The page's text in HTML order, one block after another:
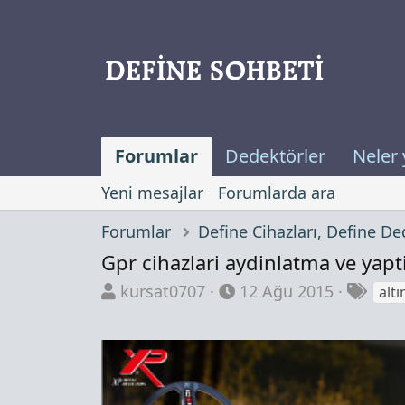
Forumlar Dedektörler Neler
Yeni mesajlar
Forumlarda ara
Forumlar
Gpr cihazlari aydinlatma ve
K
n
b
u
kursat0707
B
ş
a
12 Ağu 2015
E
i
k